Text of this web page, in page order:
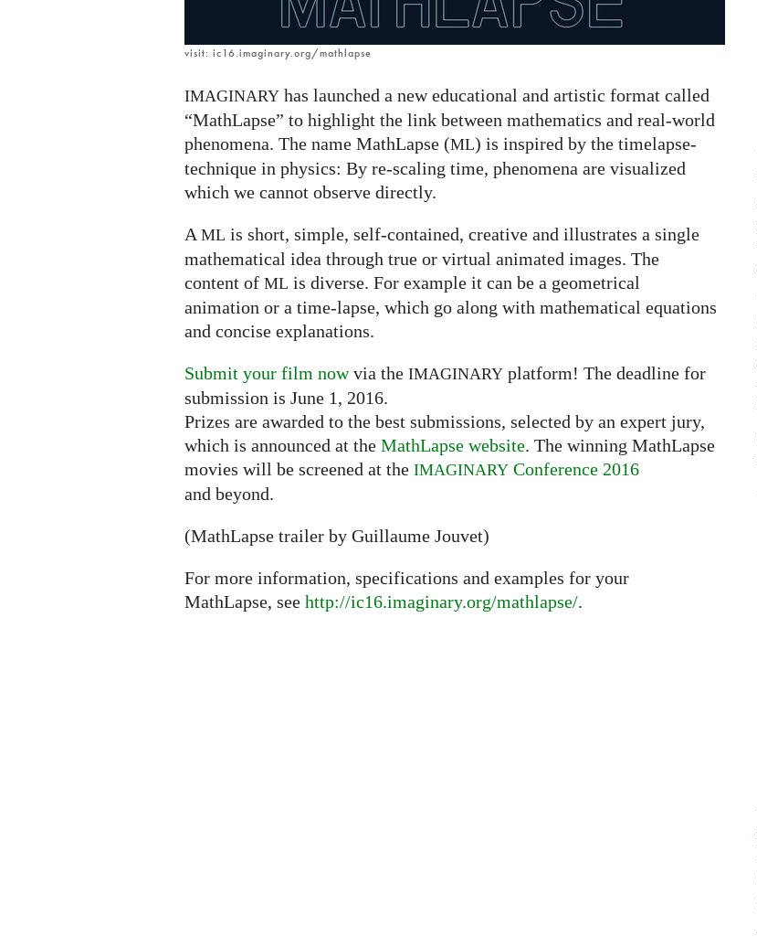
visit: ic16.imaginary.org/mathlapse
IMAGINARY has launched a new educational and artistic format called
“MathLapse” to highlight the link between mathematics and real-world
phenomena. The name MathLapse (ML) is inspired by the timelapse-
technique in physics: By re-scaling time, phenomena are visualized
which we cannot observe directly.
AML is short, simple, self-contained, creative and illustrates a single
mathematical idea through true or virtual animated images. The
content of ML is diverse. For example it can be a geometrical
animation or a time-lapse, which go along with mathematical equations
and concise explanations.
Submit your film nowvia the IMAGINARY platform! The deadline for
submission is June 1, 2016.
Prizes are awarded to the best submissions, selected by an expert jury,
which is announced at the MathLapse website. The winning MathLapse
movies will be screened at the IMAGINARY Conference 2016
and beyond.
(MathLapse trailer by Guillaume Jouvet)
For more information, specifications and examples for your
MathLapse, see http://ic16.imaginary.org/mathlapse/.